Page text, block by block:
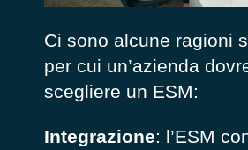
Ci sono alcune ragioni
per cui un’azienda
scegliere un ESM:
Integrazione: l’ESM